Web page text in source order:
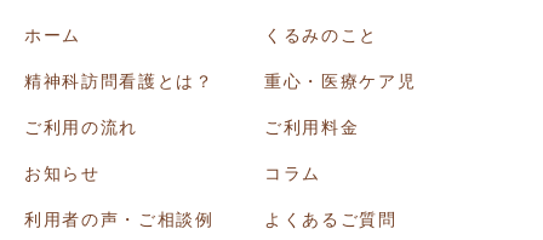
ホーム くるみのこと
精神科訪問看護とは？ 重心・医療ケア児
ご利用の流れ ご利用料金
お知らせ コラム
利用者の声・ご相談例 よくあるご質問